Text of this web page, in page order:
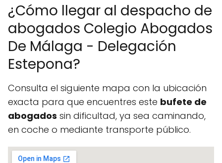
¿Cómo llegar al despacho de
abogados Colegio Abogados
De Málaga - Delegación
Estepona?
Consulta el siguiente mapa con la ubicación
exacta para que encuentres este bufete de
abogados sin dificultad, ya sea caminando,
en coche o mediante transporte público.